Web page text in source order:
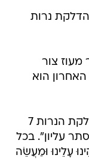
הדלקת נרות
מעוז צור
הוא
8. סגולה לשמירה: יש לומר אחרי הדלקת הנרות 7
עליון". בכל
עָלֵינוּ וּמַעֲשֵׂה